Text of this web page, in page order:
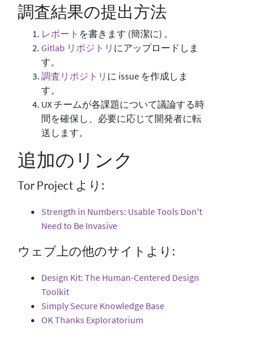
調査結果の提出方法
レポート を書きます (簡潔に) 。
Gitlab リポジトリ にアップロードしま
す。
調査リポジトリ に issue を作成しま
す。
UX チームが各課題について議論する時
間を確保し、必要に応じて開発者に転
送します。
追加のリンク
Tor Project より:
Strength in Numbers: Usable Tools Don't
Need to Be Invasive
ウェブ上の他のサイトより:
Design Kit: The Human-Centered Design
Toolkit
Simply Secure Knowledge Base
OK Thanks Exploratorium